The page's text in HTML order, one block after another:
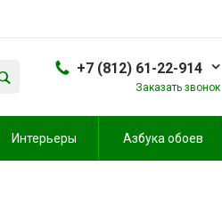
+7 (812) 61-22-914
Заказать звонок
Интерьеры Азбука обоев